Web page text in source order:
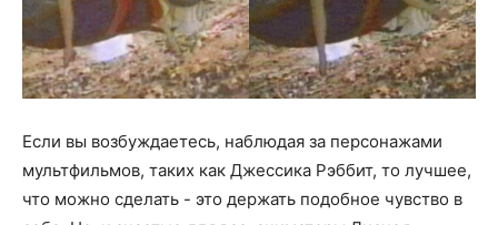
Если вы возбуждаетесь, наблюдая за персонажами
мультфильмов, таких как Джессика Рэббит, то лучшее,
что можно сделать - это держать подобное чувство в